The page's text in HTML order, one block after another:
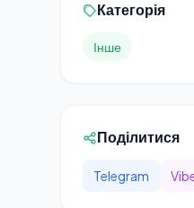
Категорія
Інше
Поділитися
Telegram